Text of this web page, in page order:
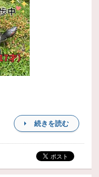
続きを読む